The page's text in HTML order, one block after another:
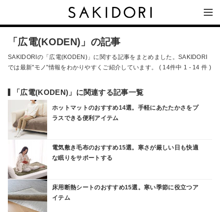
「広電(KODEN)」の記事
SAKIDORIの「広電(KODEN)」に関する記事をまとめました。SAKIDORI
では最新"モノ"情報をわかりやすくご紹介しています。 ( 14件中 1 - 14 件 )
「広電(KODEN)」に関連する記事一覧
ホットマットのおすすめ14選。手軽にあたたかさをプ
ラスできる便利アイテム
電気敷き毛布のおすすめ15選。寒さが厳しい日も快適
な眠りをサポートする
床用断熱シートのおすすめ15選。寒い季節に役立つア
イテム